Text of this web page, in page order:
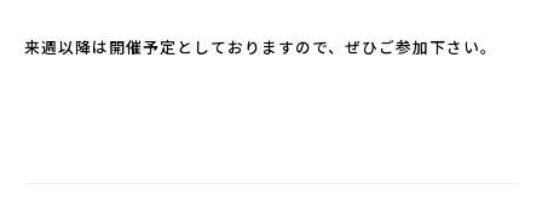
来週以降は開催予定としておりますので、ぜひご参加下さい。